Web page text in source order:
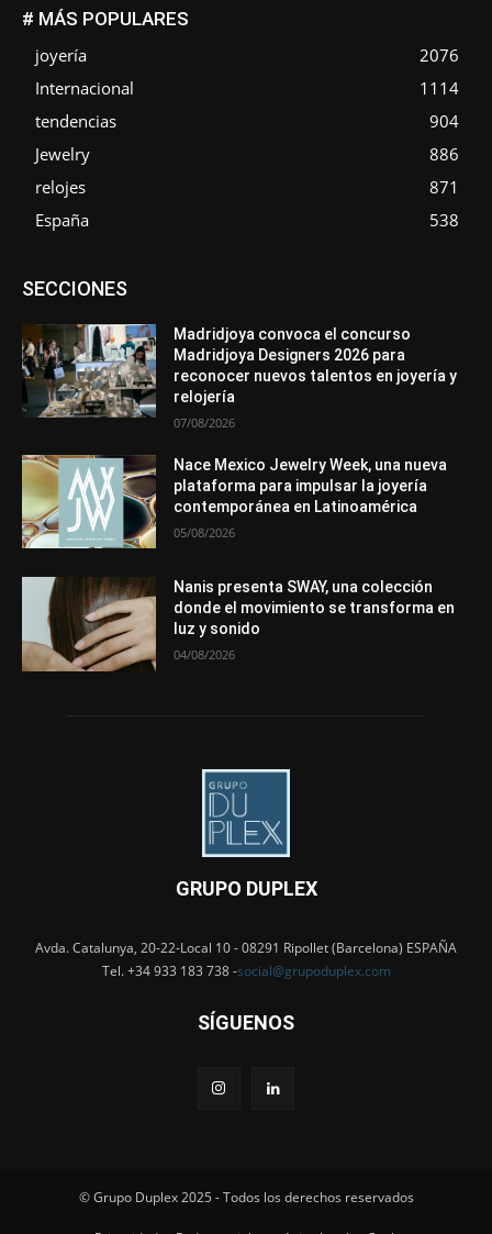
# MÁS POPULARES
joyería
2076
Internacional
1114
tendencias
904
Jewelry
886
relojes
871
España
538
SECCIONESAsociaciones
Entrevistas
Mundo Técnico
Novedades Opiniones
Perspectiva
Premios
Secciones Sin categoría
Más
Madridjoya convoca el concurso
Madridjoya Designers 2026 para
reconocer nuevos talentos en joyería y
relojería
07/08/2026
Nace Mexico Jewelry Week, una nueva
plataforma para impulsar la joyería
contemporánea en Latinoamérica
05/08/2026
Nanis presenta SWAY, una colección
donde el movimiento se transforma en
luz y sonido
04/08/2026
GRUPO DUPLEX
Avda. Catalunya, 20-22-Local 10 - 08291 Ripollet (Barcelona) ESPAÑA
Tel. +34 933 183 738 -social@grupoduplex.com
SÍGUENOS
© Grupo Duplex 2025 - Todos los derechos reservados